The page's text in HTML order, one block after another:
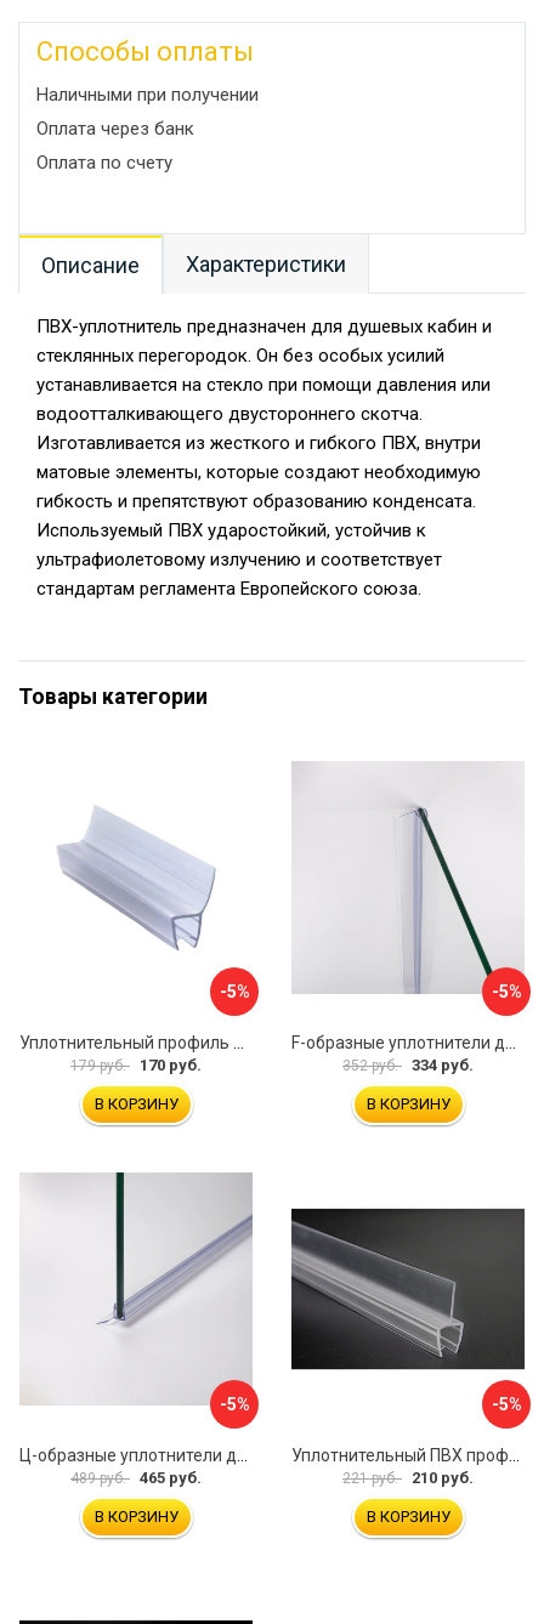
Способы оплаты
Наличными при получении
Оплата через банк
Оплата по счету
Описание Характеристики
ПВХ-уплотнитель предназначен для душевых кабин и
стеклянных перегородок. Он без особых усилий
устанавливается на стекло при помощи давления или
водоотталкивающего двустороннего скотча.
Изготавливается из жесткого и гибкого ПВХ, внутри
матовые элементы, которые создают необходимую
гибкость и препятствуют образованию конденсата.
Используемый ПВХ ударостойкий, устойчив к
ультрафиолетовому излучению и соответствует
стандартам регламента Европейского союза.
Товары категории
-5%
179 руб. 170 руб.
В КОРЗИНУ
-5%
352 руб. 334 руб.
В КОРЗИНУ
-5%
Ц-образные уплотнители для душевой кабины IDDIS 965S8003DZ
489 руб. 465 руб.
В КОРЗИНУ
-5%
Уплотнительный ПВХ профиль для стекла 8 мм SERVICE PLUS PVH04-908KW8
221 руб. 210 руб.
В КОРЗИНУ